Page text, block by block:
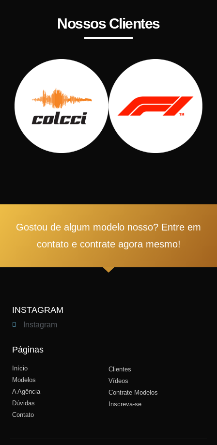
Nossos Clientes
Gostou de algum modelo nosso? Entre em
contato e contrate agora mesmo!
INSTAGRAM
Instagram
Páginas
Início
Modelos
A Agência
Dúvidas
Contato
Clientes
Vídeos
Contrate Modelos
Inscreva-se